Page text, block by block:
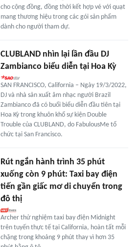
cho cộng đồng, đồng thời kết hợp vé với quạt
mang thương hiệu trong các gói sản phẩm
dành cho người tham dự.
CLUBLAND nhìn lại lần đầu DJ
Zambianco biểu diễn tại Hoa Kỳ
SAN FRANCISCO, California – Ngày 19/3/2022,
DJ và nhà sản xuất âm nhạc người Brazil
Zambianco đã có buổi biểu diễn đầu tiên tại
Hoa Kỳ trong khuôn khổ sự kiện Double
Trouble của CLUBLAND, do FabulousMe tổ
chức tại San Francisco.
Rút ngắn hành trình 35 phút
xuống còn 9 phút: Taxi bay điện
tiến gần giấc mơ di chuyển trong
đô thị
Archer thử nghiệm taxi bay điện Midnight
trên tuyến thực tế tại California, hoàn tất mỗi
chặng trong khoảng 9 phút thay vì hơn 35